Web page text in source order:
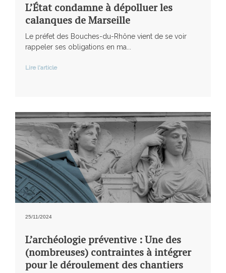
L’État condamne à dépolluer les
calanques de Marseille
Le préfet des Bouches-du-Rhône vient de se voir
rappeler ses obligations en ma...
Lire l'article
25/11/2024
L’archéologie préventive : Une des
(nombreuses) contraintes à intégrer
pour le déroulement des chantiers